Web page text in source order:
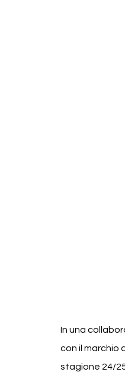
In una
con il marchio
stagione 24/